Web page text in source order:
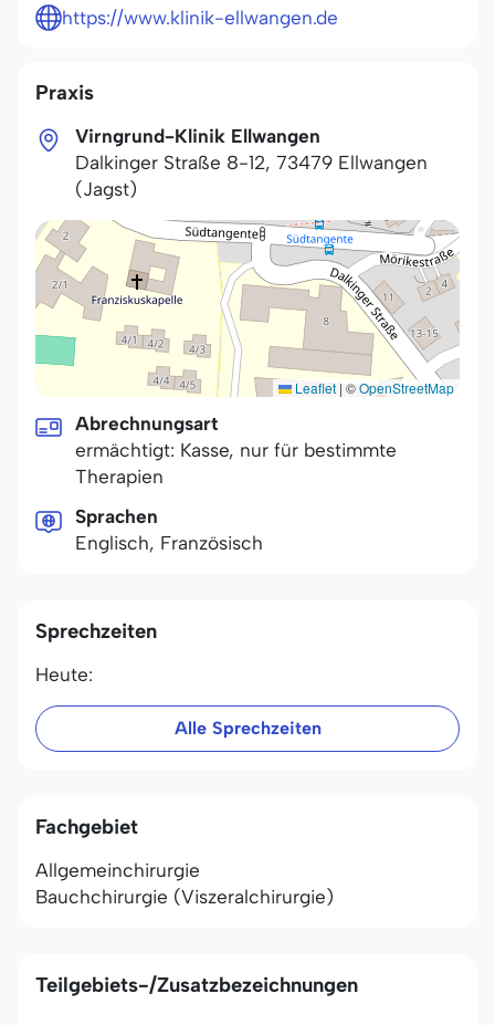
Praxis
Virngrund-Klinik Ellwangen
Dalkinger Straße 8-12, 73479 Ellwangen
(Jagst)
Leaflet | ©OpenStreetMap
Abrechnungsart
ermächtigt: Kasse, nur für bestimmte
Therapien
Sprachen
Englisch, Französisch
Sprechzeiten
Heute:
Alle Sprechzeiten
Fachgebiet
Allgemeinchirurgie
Bauchchirurgie (Viszeralchirurgie)
Teilgebiets-/Zusatzbezeichnungen
https://www.klinik-ellwangen.de